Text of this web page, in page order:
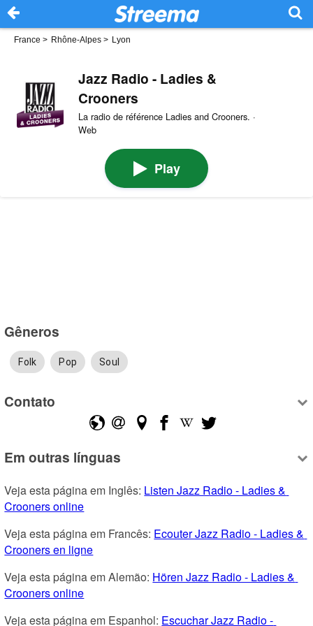
France > Rhône-Alpes > Lyon
Jazz Radio - Ladies &
Crooners
La radio de référence Ladies and Crooners. ·
Web
Play
Gêneros
Folk Pop Soul
Contato
Em outras línguas
Veja esta página em Inglês: Listen Jazz Radio - Ladies &
Crooners online
Veja esta página em Francês: Ecouter Jazz Radio - Ladies &
Crooners en ligne
Veja esta página em Alemão: Hören Jazz Radio - Ladies &
Crooners online
Veja esta página em Espanhol: Escuchar Jazz Radio -